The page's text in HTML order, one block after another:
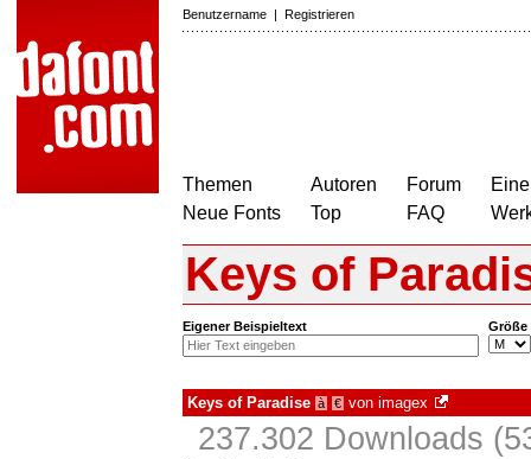
Benutzername | Registrieren
Themen
Neue Fonts
Autoren
Top
Forum
FAQ
Keys of
Eigener Beispieltext Größe
Keys of Paradise à € von imagex
237.302 Downloads